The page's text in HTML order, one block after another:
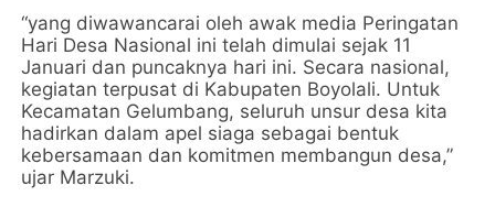
“yang diwawancarai oleh awak media Peringatan
Hari Desa Nasional ini telah dimulai sejak 11
Januari dan puncaknya hari ini. Secara nasional,
kegiatan terpusat di Kabupaten Boyolali. Untuk
Kecamatan Gelumbang, seluruh unsur desa kita
hadirkan dalam apel siaga sebagai bentuk
kebersamaan dan komitmen membangun desa,”
ujar Marzuki.